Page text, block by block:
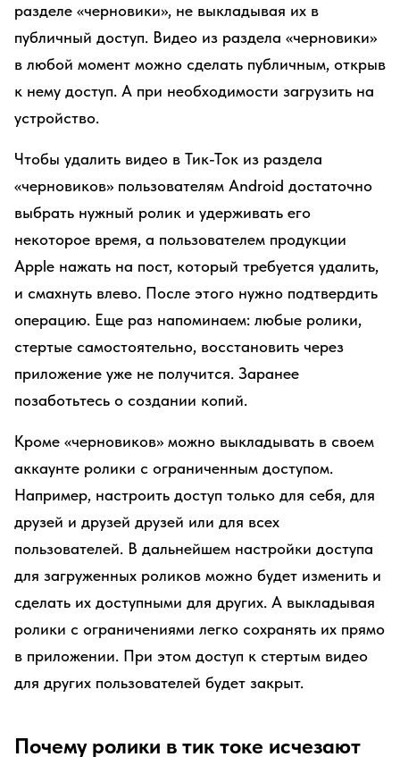
разделе «черновики», не выкладывая их в
публичный доступ. Видео из раздела «черновики»
в любой момент можно сделать публичным, открыв
к нему доступ. А при необходимости загрузить на
устройство.
Чтобы удалить видео в Тик-Ток из раздела
«черновиков» пользователям Android достаточно
выбрать нужный ролик и удерживать его
некоторое время, а пользователем продукции
Apple нажать на пост, который требуется удалить,
и смахнуть влево. После этого нужно подтвердить
операцию. Еще раз напоминаем: любые ролики,
стертые самостоятельно, восстановить через
приложение уже не получится. Заранее
позаботьтесь о создании копий.
Кроме «черновиков» можно выкладывать в своем
аккаунте ролики с ограниченным доступом.
Например, настроить доступ только для себя, для
друзей и друзей друзей или для всех
пользователей. В дальнейшем настройки доступа
для загруженных роликов можно будет изменить и
сделать их доступными для других. А выкладывая
ролики с ограничениями легко сохранять их прямо
в приложении. При этом доступ к стертым видео
для других пользователей будет закрыт.
Почему ролики в тик токе исчезают